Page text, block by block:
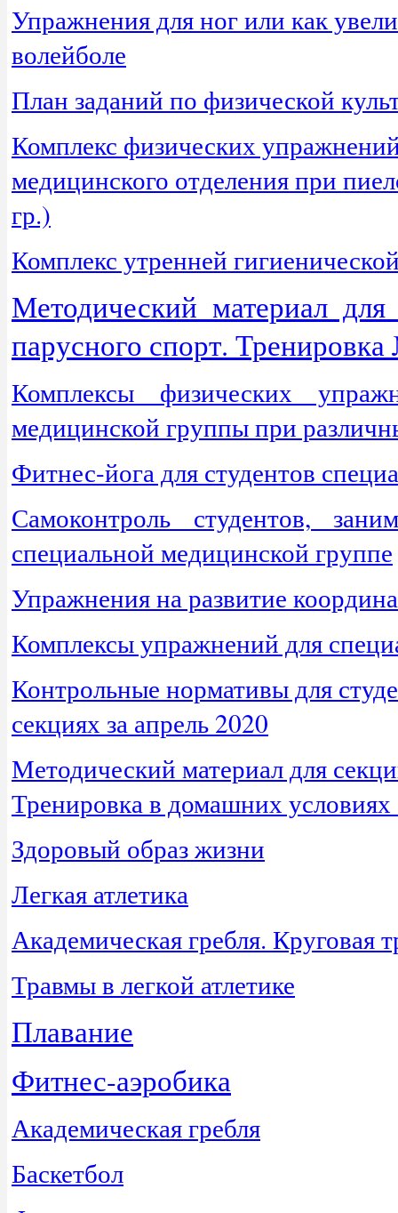
Упражнения для ног или как
волейболе
План заданий по физической
Комплекс физических
медицинского отделения при
гр.)
Комплекс утренней
Методический материал
парусного спорт.
Комплексы физических
медицинской группы при
Фитнес-йога для студентов
Самоконтроль студентов,
специальной медицинской группе
Упражнения на развитие
Комплексы упражнений для
Контрольные нормативы для
секциях за апрель 2020
Методический материал для
Тренировка в домашних
Здоровый образ жизни
Легкая атлетика
Академическая гребля. Круговая
Травмы в легкой атлетике
Плавание
Фитнес-аэробика
Академическая гребля
Баскетбол